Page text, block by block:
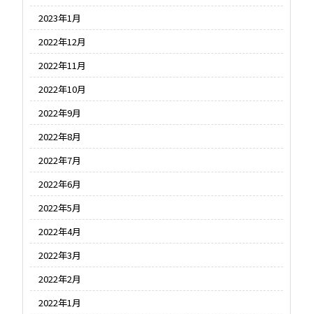
2023年1月
2022年12月
2022年11月
2022年10月
2022年9月
2022年8月
2022年7月
2022年6月
2022年5月
2022年4月
2022年3月
2022年2月
2022年1月